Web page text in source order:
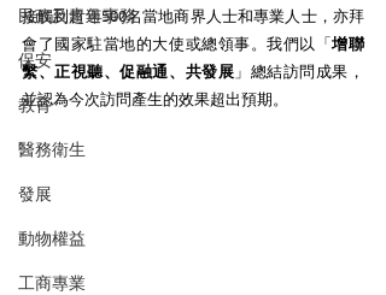
民政及青年事務
保安
教育
醫務衛生
發展
動物權益
工商專業
接觸到超過500名當地商界人士和專業人士，亦拜
會了國家駐當地的大使或總領事。我們以「增聯
繫、正視聽、促融通、共發展 」總結訪問成果，
並認為今次訪問產生的效果超出預期。